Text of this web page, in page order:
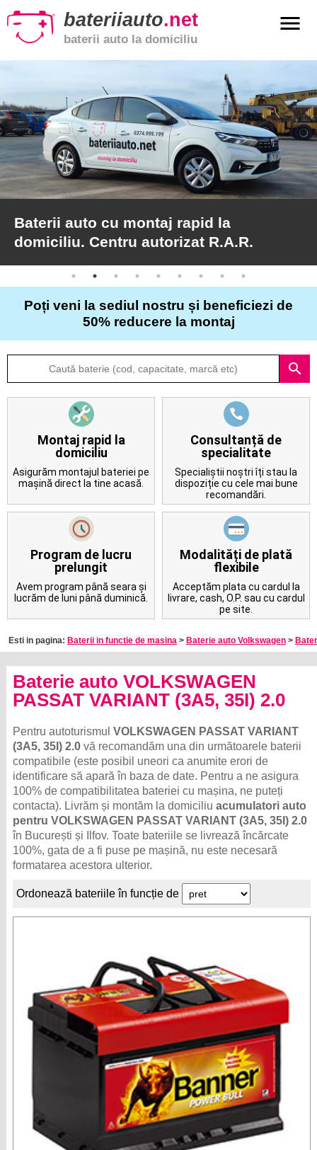
bateriiauto.net
baterii auto la domiciliu
menu
Baterii
moto
Baterii
de
camion
Articole
Despre
Contact
Baterii auto cu montaj rapid la
domiciliu. Centru autorizat R.A.R.
Poți veni la sediul nostru și beneficiezi de
50% reducere la montaj
search
Montaj rapid la
domiciliu
Asigurăm montajul bateriei pe
mașină direct la tine acasă.
Consultanță de
specialitate
Specialiștii noștri îți stau la
dispoziție cu cele mai bune
recomandări.
Program de lucru
prelungit
Avem program până seara și
lucrăm de luni până duminică.
Modalități de plată
flexibile
Acceptăm plata cu cardul la
livrare, cash, O.P. sau cu cardul
pe site.
Esti in pagina: Baterii in functie de masina > Baterie auto Volkswagen >
Baterie auto VOLKSWAGEN
PASSAT VARIANT (3A5, 35I) 2.0
Pentru autoturismulVOLKSWAGEN PASSAT VARIANT
(3A5, 35I) 2.0 vă recomandăm una din următoarele baterii
compatibile (este posibil uneori ca anumite erori de
identificare să apară în baza de date. Pentru a ne asigura
100% de compatibilitatea bateriei cu mașina, ne puteți
contacta). Livrăm și montăm la domiciliuacumulatori auto
pentru VOLKSWAGEN PASSAT VARIANT (3A5, 35I) 2.0
în București și Ilfov. Toate bateriile se livrează încărcate
100%, gata de a fi puse pe mașină, nu este necesară
formatarea acestora ulterior.
Ordonează bateriile în funcție de